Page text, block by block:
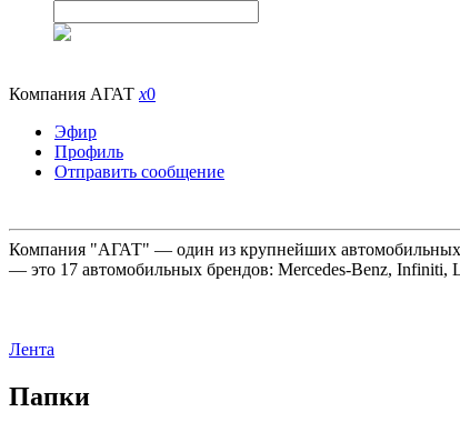
Компания АГАТ x0
Эфир
Профиль
Отправить сообщение
Компания "АГАТ" — один из крупнейших автомобильных
— это 17 автомобильных брендов: Mercedes-Benz, Infiniti,
Лента
Папки